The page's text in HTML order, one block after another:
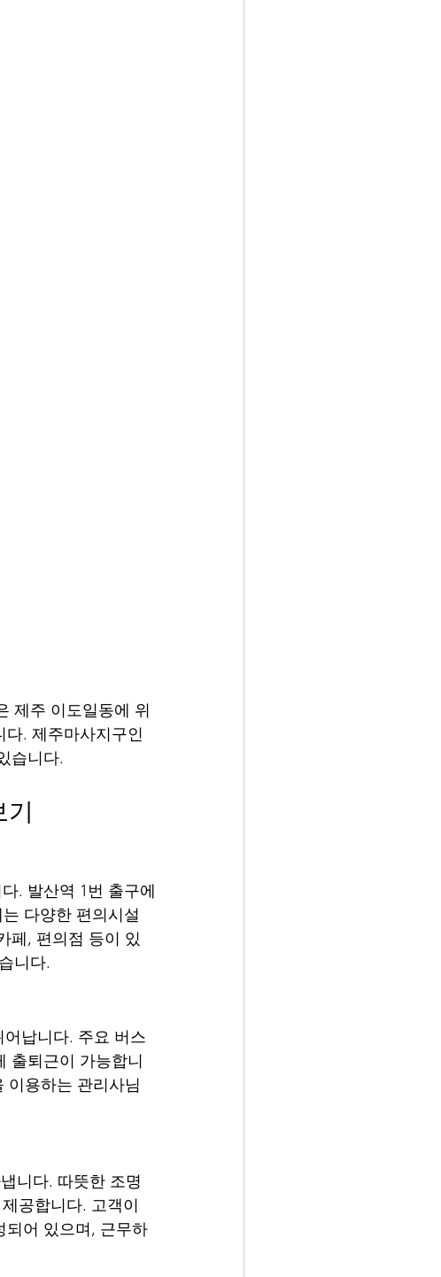
제주 이도일동에 위
. 제주마사지구인
습니다.
. 발산역 1번 출구에
다양한 편의시설
페, 편의점 등이 있
니다.
납니다. 주요 버스
출퇴근이 가능합니
이용하는 관리사님
니다. 따뜻한 조명
공합니다. 고객이
되어 있으며, 근무하